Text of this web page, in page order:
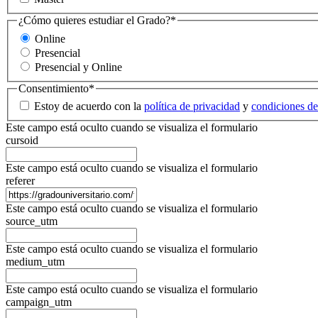
¿Cómo quieres estudiar el Grado?*
Online
Presencial
Presencial y Online
Consentimiento*
Estoy de acuerdo con la política de privacidad y condiciones
Este campo está oculto cuando se visualiza el formulario
cursoid
Este campo está oculto cuando se visualiza el formulario
referer
Este campo está oculto cuando se visualiza el formulario
source_utm
Este campo está oculto cuando se visualiza el formulario
medium_utm
Este campo está oculto cuando se visualiza el formulario
campaign_utm